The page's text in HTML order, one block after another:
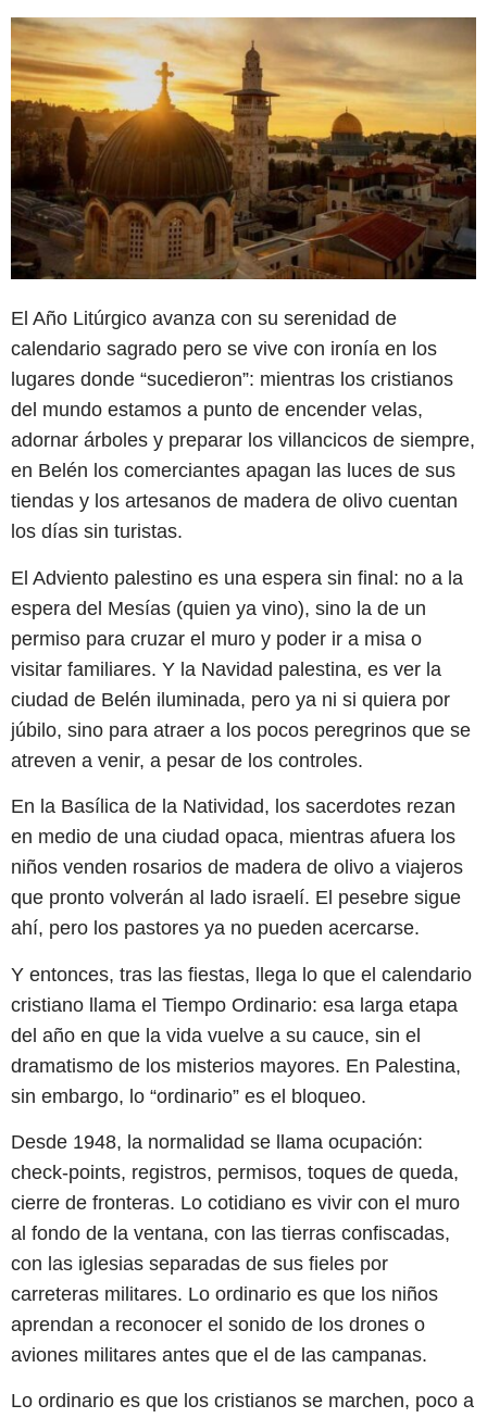
El Año Litúrgico avanza con su serenidad de
calendario sagrado pero se vive con ironía en los
lugares donde “sucedieron”: mientras los cristianos
del mundo estamos a punto de encender velas,
adornar árboles y preparar los villancicos de siempre,
en Belén los comerciantes apagan las luces de sus
tiendas y los artesanos de madera de olivo cuentan
los días sin turistas.
El Adviento palestino es una espera sin final: no a la
espera del Mesías (quien ya vino), sino la de un
permiso para cruzar el muro y poder ir a misa o
visitar familiares. Y la Navidad palestina, es ver la
ciudad de Belén iluminada, pero ya ni si quiera por
júbilo, sino para atraer a los pocos peregrinos que se
atreven a venir, a pesar de los controles.
En la Basílica de la Natividad, los sacerdotes rezan
en medio de una ciudad opaca, mientras afuera los
niños venden rosarios de madera de olivo a viajeros
que pronto volverán al lado israelí. El pesebre sigue
ahí, pero los pastores ya no pueden acercarse.
Y entonces, tras las fiestas, llega lo que el calendario
cristiano llama el Tiempo Ordinario: esa larga etapa
del año en que la vida vuelve a su cauce, sin el
dramatismo de los misterios mayores. En Palestina,
sin embargo, lo “ordinario” es el bloqueo.
Desde 1948, la normalidad se llama ocupación:
check-points, registros, permisos, toques de queda,
cierre de fronteras. Lo cotidiano es vivir con el muro
al fondo de la ventana, con las tierras confiscadas,
con las iglesias separadas de sus fieles por
carreteras militares. Lo ordinario es que los niños
aprendan a reconocer el sonido de los drones o
aviones militares antes que el de las campanas.
Lo ordinario es que los cristianos se marchen, poco a